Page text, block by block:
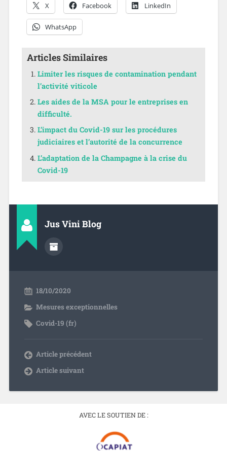
X Facebook LinkedIn
WhatsApp
Articles Similaires
Limiter les risques de contamination pendant
l’activité viticole
Les aides de la MSA pour le entreprises en
difficulté.
L’impact du Covid-19 sur les procédures
judiciaires et l’autorité de la concurrence
L’adaptation de la Champagne à la crise du
Covid-19
Jus Vini Blog
18/10/2020
Mesures exceptionnelles
Covid-19 (fr)
Article précédent
Article suivant
AVEC LE SOUTIEN DE :